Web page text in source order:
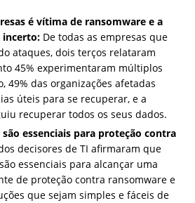
é vítima de ransomware e a
incerto: De todas as empresas que
ataques, dois terços relataram
45% experimentaram múltiplos
49% das organizações afetadas
úteis para se recuperar, e a
recuperar todos os seus dados.
são essenciais para proteção contra
decisores de TI afirmaram que
essenciais para alcançar uma
de proteção contra ransomware e
que sejam simples e fáceis de